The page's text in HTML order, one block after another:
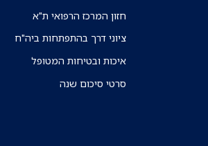
חזון המרכז הרפואי ת"א
ציוני דרך בהתפתחות ביה"ח
איכות ובטיחות המטופל
סרטי סיכום שנה